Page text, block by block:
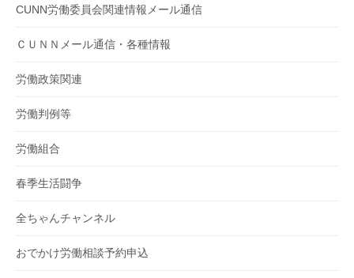
CUNN労働委員会関連情報メール通信
ＣＵＮＮメール通信・各種情報
労働政策関連
労働判例等
労働組合
春季生活闘争
全ちゃんチャンネル
おでかけ労働相談予約申込